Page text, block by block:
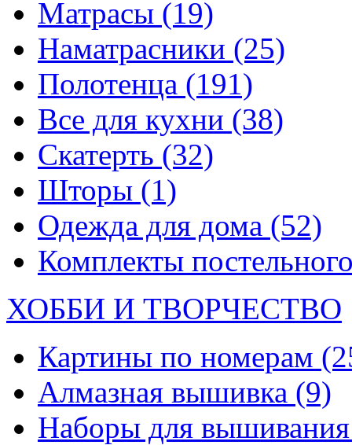
Матрасы (19)
Наматрасники (25)
Полотенца (191)
Все для кухни (38)
Скатерть (32)
Шторы (1)
Одежда для дома (52)
Комплекты
ХОББИ И ТВОРЧЕСТВО
Картины по номерам
Алмазная вышивка (9)
Наборы для